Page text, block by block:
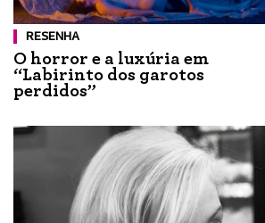
RESENHA
O horror e a luxúria em
“Labirinto dos garotos
perdidos”